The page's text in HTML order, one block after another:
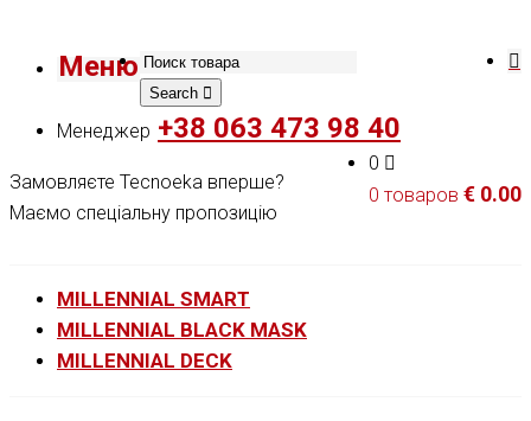
Меню
Search
Менеджер +38 063 473 98 40
0
0 товаров € 0.00
Замовляєте Tecnoeka вперше?
Маємо спеціальну пропозицію
MILLENNIAL SMART
MILLENNIAL BLACK MASK
MILLENNIAL DECK